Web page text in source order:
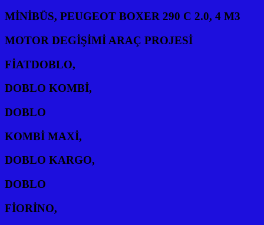
MİNİBÜS, PEUGEOT BOXER 290 C 2.0, 4 M3
MOTOR DEGİŞİMİ ARAÇ PROJESİ
FİATDOBLO,
DOBLO KOMBİ,
DOBLO
KOMBİ MAXİ,
DOBLO KARGO,
DOBLO
FİORİNO,